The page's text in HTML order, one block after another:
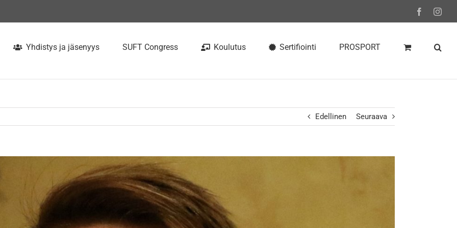
Facebook
Yhdistys ja jäsenyys SUFT Congress Koulutus Sertifiointi PROSPORT
Edellinen Seuraava